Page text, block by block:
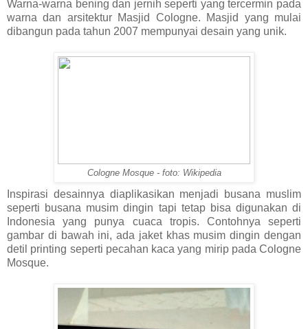
Warna-warna bening dan jernih seperti yang tercermin pada
warna dan arsitektur Masjid Cologne. Masjid yang mulai
dibangun pada tahun 2007 mempunyai desain yang unik.
Cologne Mosque - foto: Wikipedia
Inspirasi desainnya diaplikasikan menjadi busana muslim
seperti busana musim dingin tapi tetap bisa digunakan di
Indonesia yang punya cuaca tropis. Contohnya seperti
gambar di bawah ini, ada jaket khas musim dingin dengan
detil printing seperti pecahan kaca yang mirip pada Cologne
Mosque.